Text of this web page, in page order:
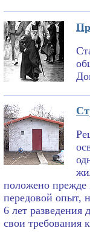
положено прежде
передовой опыт,
6 лет
свои требования